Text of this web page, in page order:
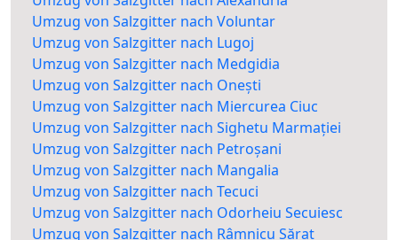
Umzug von Salzgitter nach Voluntar
Umzug von Salzgitter nach Lugoj
Umzug von Salzgitter nach Medgidia
Umzug von Salzgitter nach Onești
Umzug von Salzgitter nach Miercurea Ciuc
Umzug von Salzgitter nach Sighetu Marmației
Umzug von Salzgitter nach Petroșani
Umzug von Salzgitter nach Mangalia
Umzug von Salzgitter nach Tecuci
Umzug von Salzgitter nach Odorheiu Secuiesc
Umzug von Salzgitter nach Râmnicu Sărat